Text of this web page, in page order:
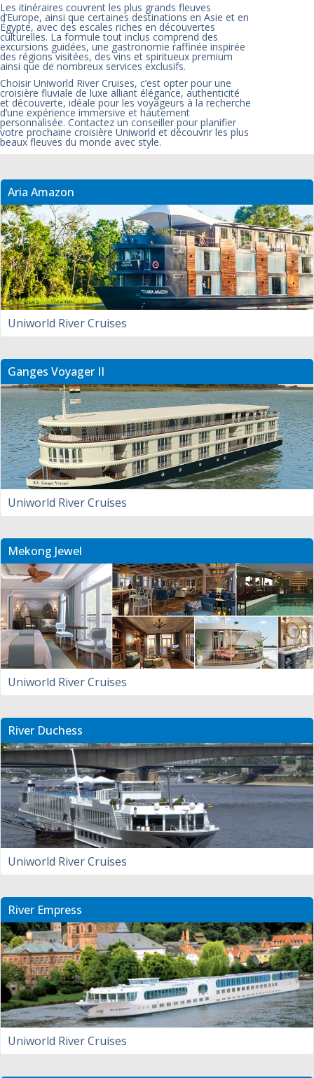
Les itinéraires couvrent les plus grands fleuves
d’Europe, ainsi que certaines destinations en Asie et en
Égypte, avec des escales riches en découvertes
culturelles. La formule tout inclus comprend des
excursions guidées, une gastronomie raffinée inspirée
des régions visitées, des vins et spiritueux premium
ainsi que de nombreux services exclusifs.
Choisir Uniworld River Cruises, c’est opter pour une
croisière fluviale de luxe alliant élégance, authenticité
et découverte, idéale pour les voyageurs à la recherche
d’une expérience immersive et hautement
personnalisée. Contactez un conseiller pour planifier
votre prochaine croisière Uniworld et découvrir les plus
beaux fleuves du monde avec style.
Aria Amazon
Uniworld River Cruises
Ganges Voyager II
Uniworld River Cruises
Mekong Jewel
Uniworld River Cruises
River Duchess
Uniworld River Cruises
River Empress
Uniworld River Cruises